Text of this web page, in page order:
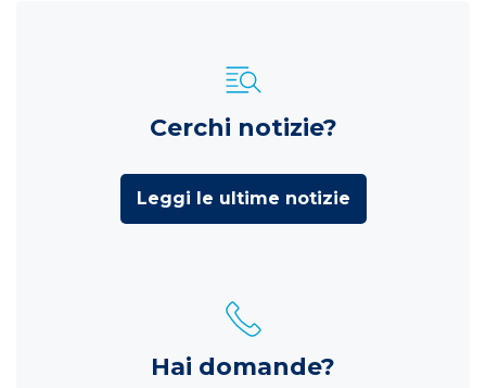
Cerchi notizie?
Leggi le ultime notizie
Hai domande?